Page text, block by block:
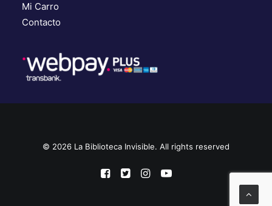
Mi Carro
Contacto
© 2026 La Biblioteca Invisible. All rights reserved